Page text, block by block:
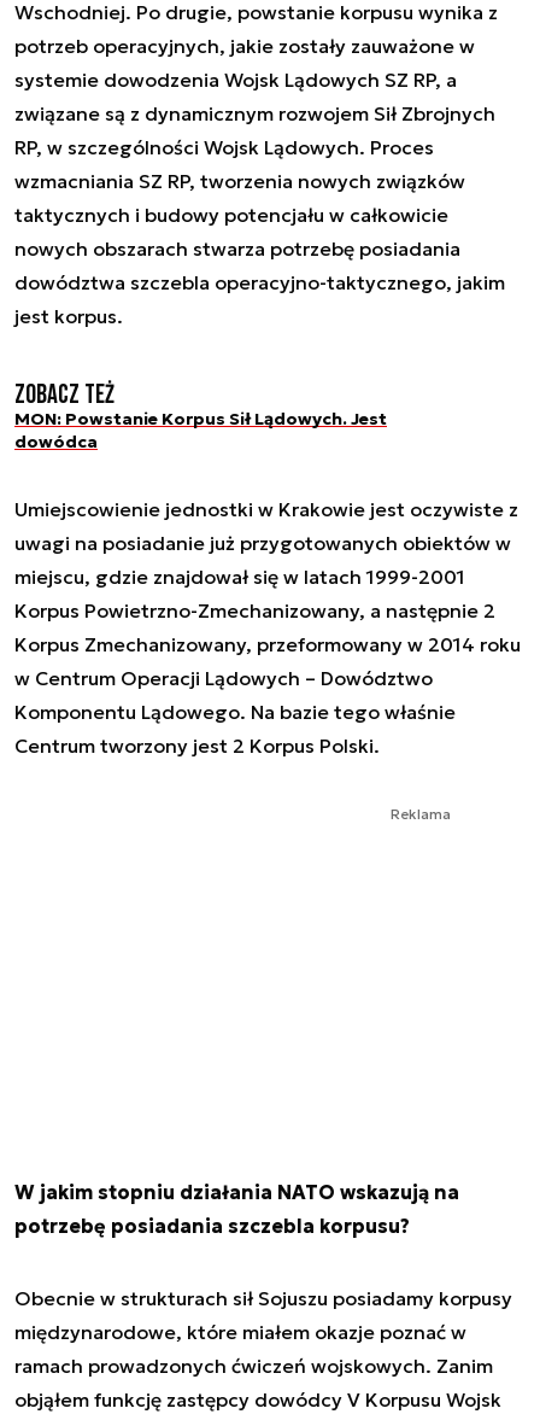
Wschodniej. Po drugie, powstanie korpusu wynika z
potrzeb operacyjnych, jakie zostały zauważone w
systemie dowodzenia Wojsk Lądowych SZ RP, a
związane są z dynamicznym rozwojem Sił Zbrojnych
RP, w szczególności Wojsk Lądowych. Proces
wzmacniania SZ RP, tworzenia nowych związków
taktycznych i budowy potencjału w całkowicie
nowych obszarach stwarza potrzebę posiadania
dowództwa szczebla operacyjno-taktycznego, jakim
jest korpus.
Zobacz też
MON: Powstanie Korpus Sił Lądowych. Jest
dowódca
Umiejscowienie jednostki w Krakowie jest oczywiste z
uwagi na posiadanie już przygotowanych obiektów w
miejscu, gdzie znajdował się w latach 1999-2001
Korpus Powietrzno-Zmechanizowany, a następnie 2
Korpus Zmechanizowany, przeformowany w 2014 roku
w Centrum Operacji Lądowych – Dowództwo
Komponentu Lądowego. Na bazie tego właśnie
Centrum tworzony jest 2 Korpus Polski.
Reklama
W jakim stopniu działania NATO wskazują na
potrzebę posiadania szczebla korpusu?
Obecnie w strukturach sił Sojuszu posiadamy korpusy
międzynarodowe, które miałem okazje poznać w
ramach prowadzonych ćwiczeń wojskowych. Zanim
objąłem funkcję zastępcy dowódcy V Korpusu Wojsk